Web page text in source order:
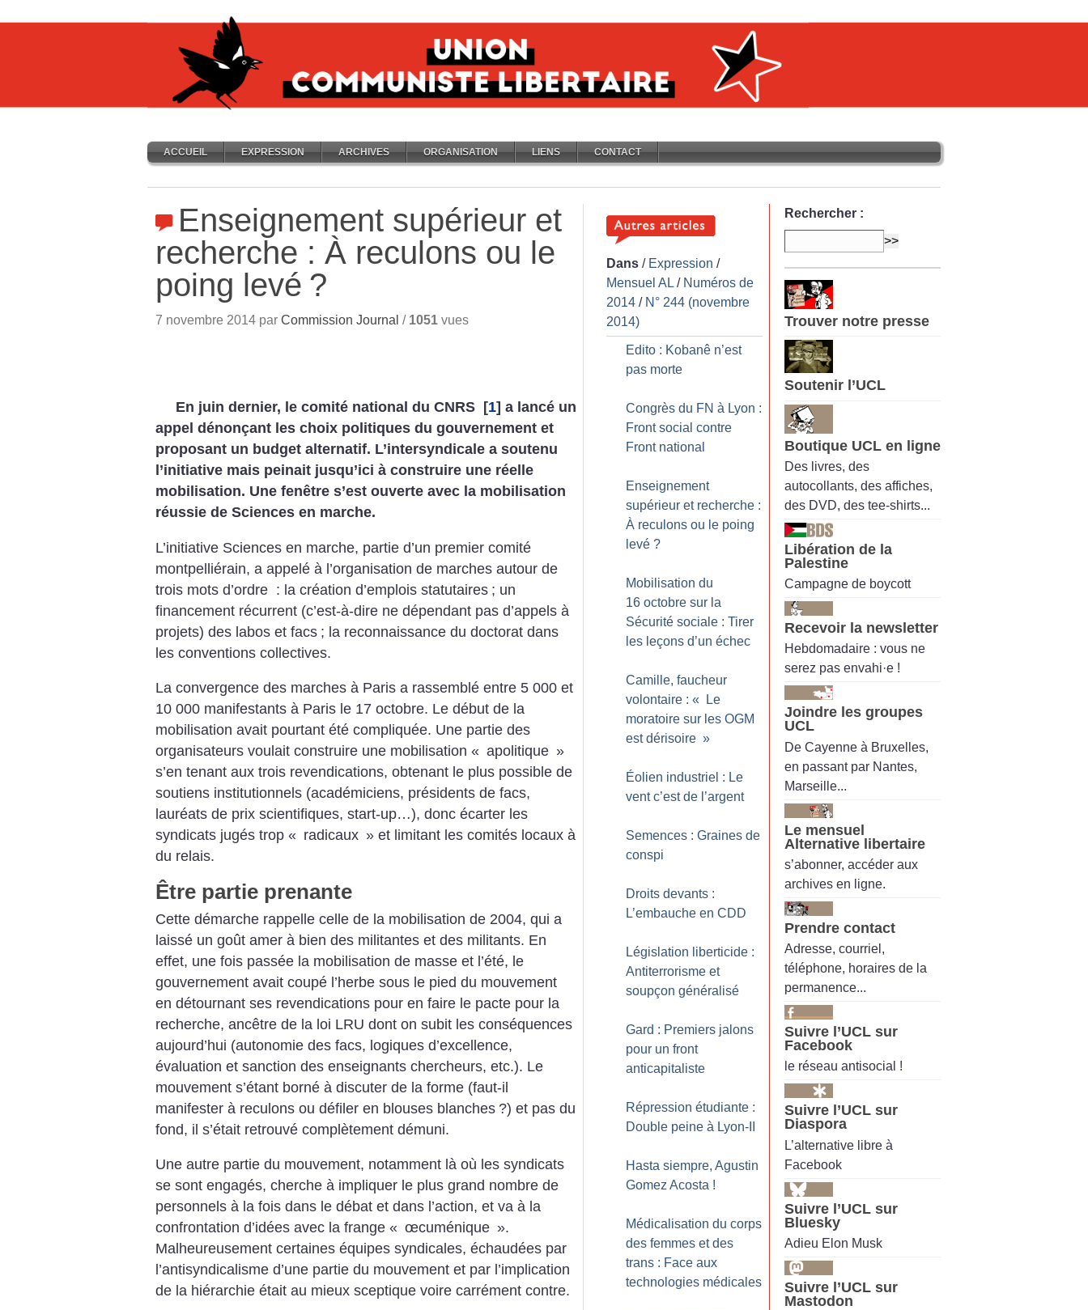
ACCUEIL EXPRESSION ARCHIVES ORGANISATION LIENS CONTACT
Enseignement supérieur et
recherche : À reculons ou le
poing levé ?
7 novembre 2014 par Commission Journal / 1051 vues
En juin dernier, le comité national du CNRS [1] a lancé un
appel dénonçant les choix politiques du gouvernement et
proposant un budget alternatif. L’intersyndicale a soutenu
l’initiative mais peinait jusqu’ici à construire une réelle
mobilisation. Une fenêtre s’est ouverte avec la mobilisation
réussie de Sciences en marche.
L’initiative Sciences en marche, partie d’un premier comité
montpelliérain, a appelé à l’organisation de marches autour de
trois mots d’ordre : la création d’emplois statutaires ; un
financement récurrent (c’est-à-dire ne dépendant pas d’appels à
projets) des labos et facs ; la reconnaissance du doctorat dans
les conventions collectives.
La convergence des marches à Paris a rassemblé entre 5 000 et
10 000 manifestants à Paris le 17 octobre. Le début de la
mobilisation avait pourtant été compliquée. Une partie des
organisateurs voulait construire une mobilisation « apolitique »
s’en tenant aux trois revendications, obtenant le plus possible de
soutiens institutionnels (académiciens, présidents de facs,
lauréats de prix scientifiques, start-up…), donc écarter les
syndicats jugés trop « radicaux » et limitant les comités locaux à
du relais.
Être partie prenante
Cette démarche rappelle celle de la mobilisation de 2004, qui a
laissé un goût amer à bien des militantes et des militants. En
effet, une fois passée la mobilisation de masse et l’été, le
gouvernement avait coupé l’herbe sous le pied du mouvement
en détournant ses revendications pour en faire le pacte pour la
recherche, ancêtre de la loi LRU dont on subit les conséquences
aujourd’hui (autonomie des facs, logiques d’excellence,
évaluation et sanction des enseignants chercheurs, etc.). Le
mouvement s’étant borné à discuter de la forme (faut-il
manifester à reculons ou défiler en blouses blanches ?) et pas du
fond, il s’était retrouvé complètement démuni.
Une autre partie du mouvement, notamment là où les syndicats
se sont engagés, cherche à impliquer le plus grand nombre de
personnels à la fois dans le débat et dans l’action, et va à la
confrontation d’idées avec la frange « œcuménique ».
Malheureusement certaines équipes syndicales, échaudées par
l’antisyndicalisme d’une partie du mouvement et par l’implication
de la hiérarchie était au mieux sceptique voire carrément contre.
Dans / Expression /
Mensuel AL / Numéros de
2014 / N° 244 (novembre
2014)
Edito : Kobanê n’est
pas morte
Congrès du FN à Lyon :
Front social contre
Front national
Enseignement
supérieur et recherche :
À reculons ou le poing
levé ?
Mobilisation du
16 octobre sur la
Sécurité sociale : Tirer
les leçons d’un échec
Camille, faucheur
volontaire : «
Le
moratoire sur les OGM
est dérisoire »
Éolien industriel : Le
vent c’est de l’argent
Semences : Graines de
conspi
Droits devants :
L’embauche en CDD
Législation liberticide :
Antiterrorisme et
soupçon généralisé
Gard : Premiers jalons
pour un front
anticapitaliste
Répression étudiante :
Double peine à Lyon-II
Hasta siempre, Agustin
Gomez Acosta !
Médicalisation du corps
des femmes et des
trans : Face aux
technologies médicales
Rechercher :
Trouver notre presse
Soutenir l’UCL
Boutique UCL en ligne
Des livres, des
autocollants, des affiches,
des DVD, des tee-shirts...
Libération de la
Palestine
Campagne de boycott
Recevoir la newsletter
Hebdomadaire : vous ne
serez pas envahi·e !
Joindre les groupes
UCL
De Cayenne à Bruxelles,
en passant par Nantes,
Marseille...
Le mensuel
Alternative libertaire
s’abonner, accéder aux
archives en ligne.
Prendre contact
Adresse, courriel,
téléphone, horaires de la
permanence...
Suivre l’UCL sur
Facebook
le réseau antisocial !
Suivre l’UCL sur
Diaspora
L’alternative libre à
Facebook
Suivre l’UCL sur
Bluesky
Adieu Elon Musk
Suivre l’UCL sur
Mastodon